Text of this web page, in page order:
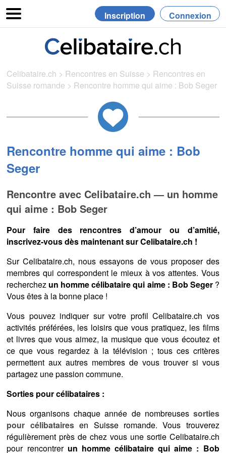
Inscription Connexion
Celibataire.ch > Rencontres en Suisse > Rencontres en
Suisse romande > Rencontre homme qui aime : Bob Seger
Rencontre homme qui aime : Bob
Seger
Rencontre avec Celibataire.ch — un homme
qui aime : Bob Seger
Pour faire des rencontres d’amour ou d’amitié,
inscrivez-vous dès maintenant sur Celibataire.ch !
Sur Celibataire.ch, nous essayons de vous proposer des
membres qui correspondent le mieux à vos attentes. Vous
recherchez un homme célibataire qui aime : Bob Seger?
Vous êtes à la bonne place !
Vous pouvez indiquer sur votre profil Celibataire.ch vos
activités préférées, les loisirs que vous pratiquez, les films
et livres que vous aimez, la musique que vous écoutez et
ce que vous regardez à la télévision ; tous ces critères
permettent aux autres membres de vous trouver si vous
partagez une passion commune.
Sorties pour célibataires :
Nous organisons chaque année de nombreuses sorties
pour célibatairesen Suisse romande. Vous trouverez
régulièrement près de chez vous une sortie Celibataire.ch
pour rencontrer un homme célibataire qui aime : Bob